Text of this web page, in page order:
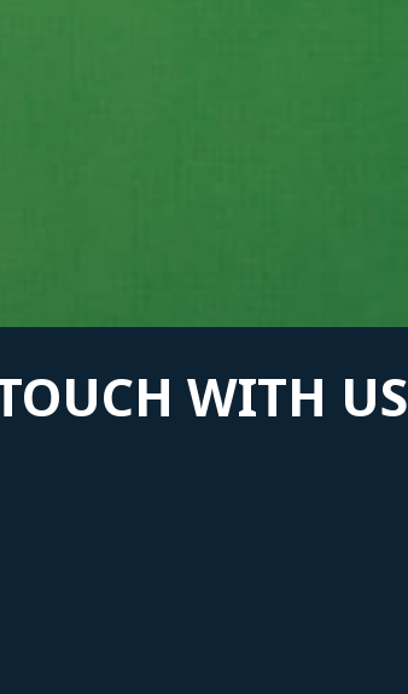
WITH US